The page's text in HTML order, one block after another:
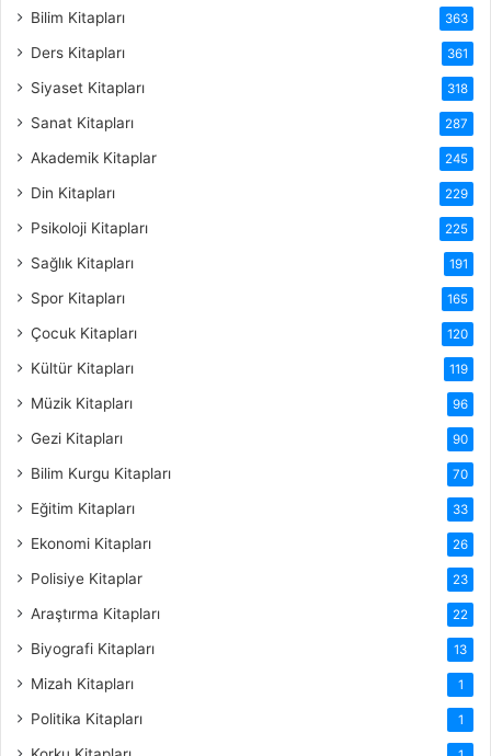
Bilim Kitapları 363
Ders Kitapları 361
Siyaset Kitapları 318
Sanat Kitapları 287
Akademik Kitaplar 245
Din Kitapları 229
Psikoloji Kitapları 225
Sağlık Kitapları 191
Spor Kitapları 165
Çocuk Kitapları 120
Kültür Kitapları 119
Müzik Kitapları 96
Gezi Kitapları 90
Bilim Kurgu Kitapları 70
Eğitim Kitapları 33
Ekonomi Kitapları 26
Polisiye Kitaplar 23
Araştırma Kitapları 22
Biyografi Kitapları 13
Mizah Kitapları 1
Politika Kitapları 1